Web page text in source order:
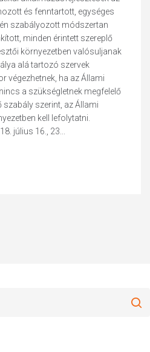
és fenntartott, egységes
szabályozott módszertan
minden érintett szereplő
környezetben valósuljanak
alá tartozó szervek
végezhetnek, ha az Állami
a szükségletnek megfelelő
szabály szerint, az Állami
kell lefolytatni.
július 16., 23...